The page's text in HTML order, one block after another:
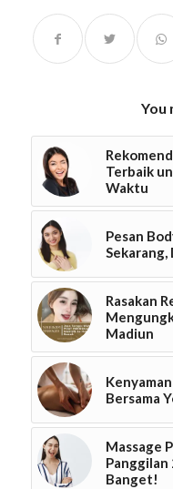
You
Terbaik
Waktu
Pesan
Rasakan
Madiun
Bersama
Massage
Panggilan
Banget!